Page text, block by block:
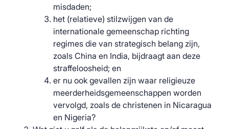
misdaden;
het (relatieve) stilzwijgen van de
internationale gemeenschap richting
regimes die van strategisch belang zijn,
zoals China en India, bijdraagt aan deze
straffeloosheid; en
er nu ook gevallen zijn waar religieuze
meerderheidsgemeenschappen worden
vervolgd, zoals de christenen in Nicaragua
en Nigeria?